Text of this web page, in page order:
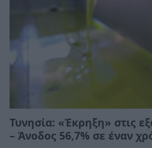
Τυνησία: «Έκρηξη» στις
– Άνοδος 56,7% σε έναν